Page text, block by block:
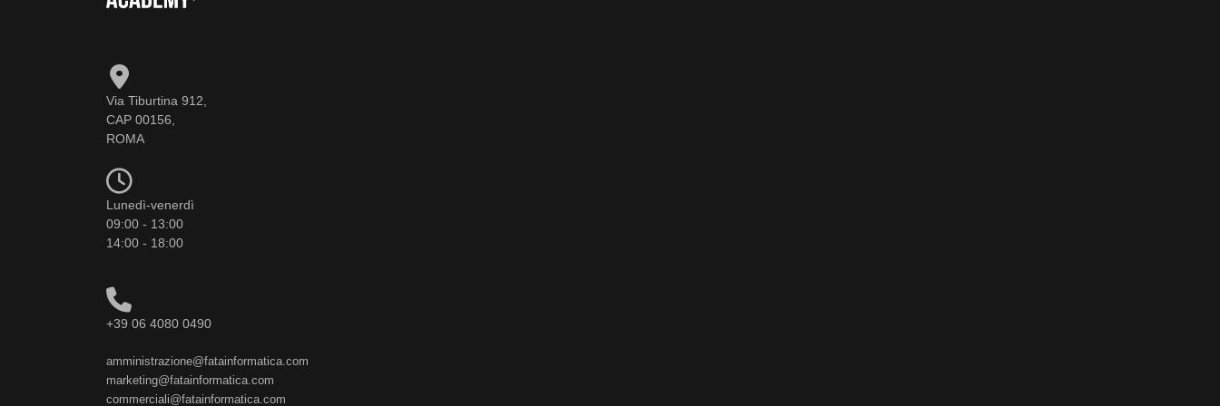
Via Tiburtina 912,
CAP 00156,
ROMA
Lunedì-venerdì
09:00 - 13:00
14:00 - 18:00
+39 06 4080 0490
amministrazione@fatainformatica.com
marketing@fatainformatica.com
commerciali@fatainformatica.com